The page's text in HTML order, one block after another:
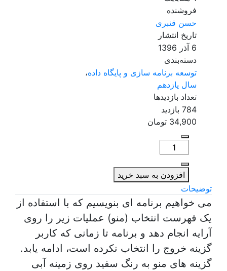
فروشنده
حسن قنبری
تاریخ انتشار
دسته‌بندی
توسعه برنامه سازی و پایگاه داده،
سال یازدهم
تعداد بازدیدها
784 بازدید
34,900 تومان
پروژه
آرایهافزودن به سبد خرید
توضیحات
می­ خواهیم برنامه ­ای بنویسیم که با استفاده از
یک فهرست انتخاب (منو) عملیات زیر را روی
آرایه انجام دهد و برنامه تا زمانی که کاربر
گزینه خروج را انتخاب نکرده است، ادامه یابد.
گزینه­ های منو به رنگ سفید روی زمینه آبی